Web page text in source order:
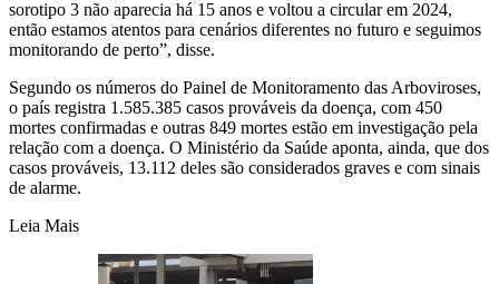
sorotipo 3 não aparecia há 15 anos e voltou a circular em 2024,
então estamos atentos para cenários diferentes no futuro e seguimos
monitorando de perto”, disse.
Segundo os números do Painel de Monitoramento das Arboviroses,
o país registra 1.585.385 casos prováveis da doença, com 450
mortes confirmadas e outras 849 mortes estão em investigação pela
relação com a doença. O Ministério da Saúde aponta, ainda, que dos
casos prováveis, 13.112 deles são considerados graves e com sinais
de alarme.
Leia Mais